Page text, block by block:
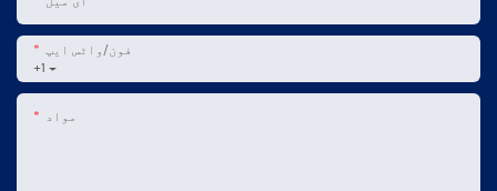
+1
فون/واٹس ایپ
مواد